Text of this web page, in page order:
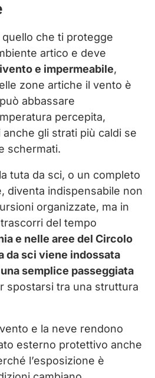
che ti protegge
artico e deve
e impermeabile,
zone artiche il vento è
abbassare
percepita,
gli strati più caldi se
schermati.
tuta da sci, o un completo
diventa indispensabile non
organizzate, ma in
del tempo
e nelle aree del Circolo
da sci viene indossata
semplice passeggiata
spostarsi tra una struttura
e la neve rendono
esterno protettivo anche
l’esposizione è